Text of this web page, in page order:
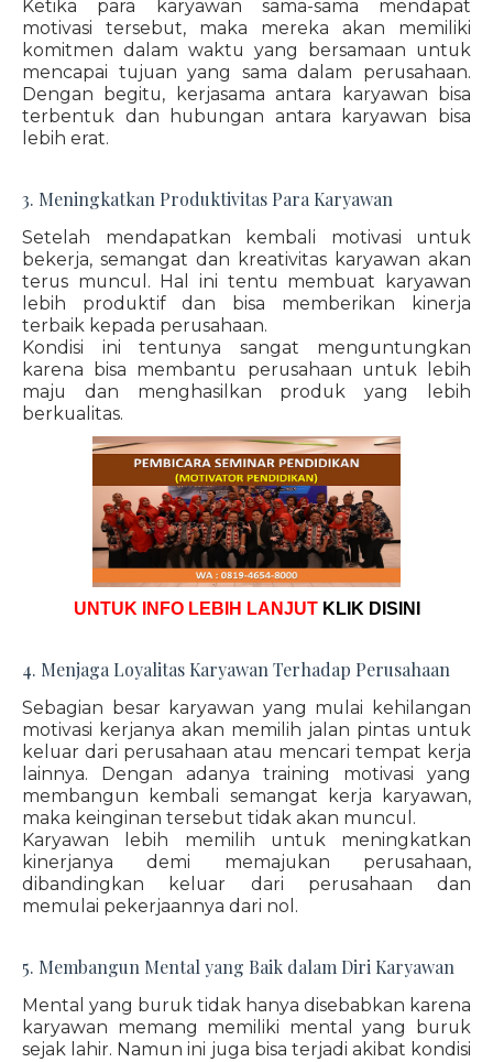
Ketika para karyawan sama-sama mendapat
motivasi tersebut, maka mereka akan memiliki
komitmen dalam waktu yang bersamaan untuk
mencapai tujuan yang sama dalam perusahaan.
Dengan begitu, kerjasama antara karyawan bisa
terbentuk dan hubungan antara karyawan bisa
lebih erat.
3. Meningkatkan Produktivitas Para Karyawan
Setelah mendapatkan kembali motivasi untuk
bekerja, semangat dan kreativitas karyawan akan
terus muncul. Hal ini tentu membuat karyawan
lebih produktif dan bisa memberikan kinerja
terbaik kepada perusahaan.
Kondisi ini tentunya sangat menguntungkan
karena bisa membantu perusahaan untuk lebih
maju dan menghasilkan produk yang lebih
berkualitas.
UNTUK INFO LEBIH LANJUT KLIK DISINI
4. Menjaga Loyalitas Karyawan Terhadap Perusahaan
Sebagian besar karyawan yang mulai kehilangan
motivasi kerjanya akan memilih jalan pintas untuk
keluar dari perusahaan atau mencari tempat kerja
lainnya. Dengan adanya training motivasi yang
membangun kembali semangat kerja karyawan,
maka keinginan tersebut tidak akan muncul.
Karyawan lebih memilih untuk meningkatkan
kinerjanya demi memajukan perusahaan,
dibandingkan keluar dari perusahaan dan
memulai pekerjaannya dari nol.
5. Membangun Mental yang Baik dalam Diri Karyawan
Mental yang buruk tidak hanya disebabkan karena
karyawan memang memiliki mental yang buruk
sejak lahir. Namun ini juga bisa terjadi akibat kondisi